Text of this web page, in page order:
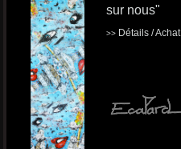
sur nous"
>> Détails /